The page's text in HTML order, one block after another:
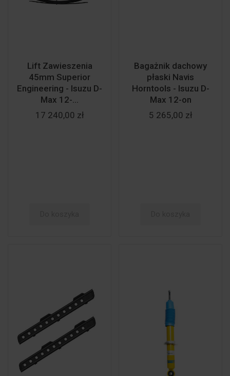
Lift Zawieszenia
45mm Superior
Engineering - Isuzu D-
Max 12-...
17 240,00 zł
Bagażnik dachowy
płaski Navis
Horntools - Isuzu D-
Max 12-on
5 265,00 zł